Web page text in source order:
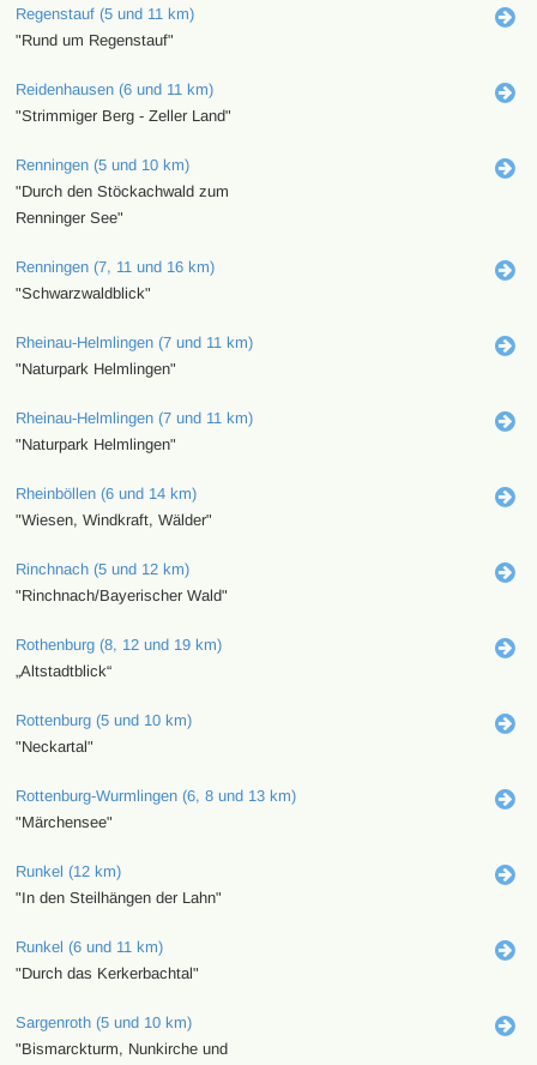
Regenstauf (5 und 11 km)
"Rund um Regenstauf"
Reidenhausen (6 und 11 km)
"Strimmiger Berg - Zeller Land"
Renningen (5 und 10 km)
"Durch den Stöckachwald zum
Renninger See"
Renningen (7, 11 und 16 km)
"Schwarzwaldblick"
Rheinau-Helmlingen (7 und 11 km)
"Naturpark Helmlingen"
Rheinau-Helmlingen (7 und 11 km)
"Naturpark Helmlingen"
Rheinböllen (6 und 14 km)
"Wiesen, Windkraft, Wälder"
Rinchnach (5 und 12 km)
"Rinchnach/Bayerischer Wald"
Rothenburg (8, 12 und 19 km)
„Altstadtblick“
Rottenburg (5 und 10 km)
"Neckartal"
Rottenburg-Wurmlingen (6, 8 und 13 km)
"Märchensee"
Runkel (12 km)
"In den Steilhängen der Lahn"
Runkel (6 und 11 km)
"Durch das Kerkerbachtal"
Sargenroth (5 und 10 km)
"Bismarckturm, Nunkirche und